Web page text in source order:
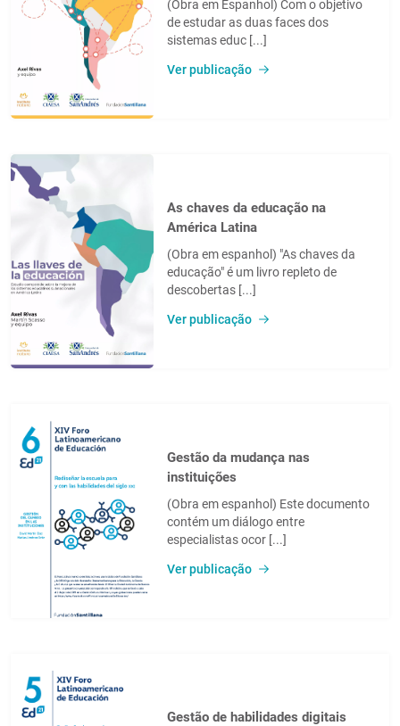
(Obra em Espanhol) Com o objetivo
de estudar as duas faces dos
sistemas educ [...]
Ver publicação
As chaves da educação na
América Latina
(Obra em espanhol) "As chaves da
educação" é um livro repleto de
descobertas [...]
Ver publicação
Gestão da mudança nas
instituições
(Obra em espanhol) Este documento
contém um diálogo entre
especialistas ocor [...]
Ver publicação
Gestão de habilidades digitais